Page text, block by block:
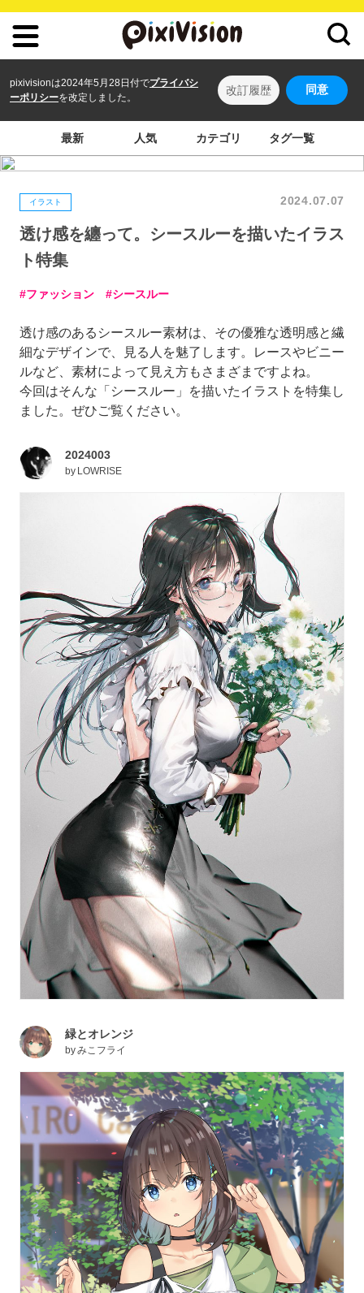
pixivisionは2024年5月28日付でプライバシ
ーポリシーを改定しました。
改訂履歴 同意
最新 人気 カテゴリ タグ一覧
イラスト 2024.07.07
透け感を纏って。シースルーを描いたイラス
ト特集
ファッション シースルー
透け感のあるシースルー素材は、その優雅な透明感と繊
細なデザインで、見る人を魅了します。レースやビニー
ルなど、素材によって見え方もさまざまですよね。
今回はそんな「シースルー」を描いたイラストを特集し
ました。ぜひご覧ください。
2024003
by LOWRISE
緑とオレンジ
byみこフライ